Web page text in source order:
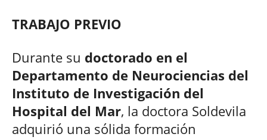
TRABAJO PREVIO
Durante su doctorado en el
Departamento de Neurociencias del
Instituto de Investigación del
Hospital del Mar, la doctora Soldevila
adquirió una sólida formación